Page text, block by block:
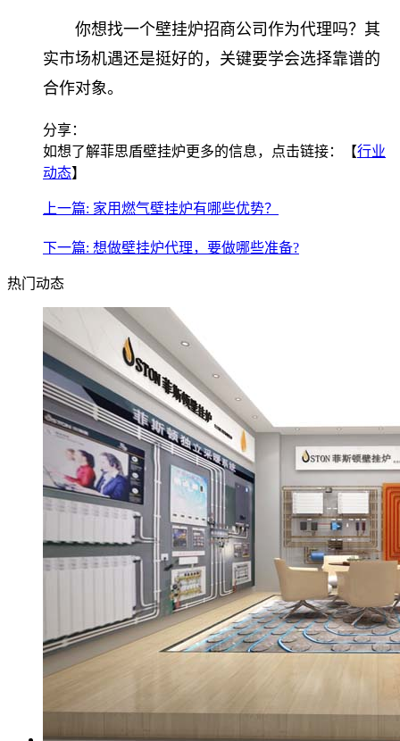
你想找一个壁挂炉招商公司作为代理吗？其
实市场机遇还是挺好的，关键要学会选择靠谱的
合作对象。
分享：
如想了解菲思盾壁挂炉更多的信息，点击链接：【行业
动态】
上一篇: 家用燃气壁挂炉有哪些优势？
下一篇: 想做壁挂炉代理，要做哪些准备?
热门动态